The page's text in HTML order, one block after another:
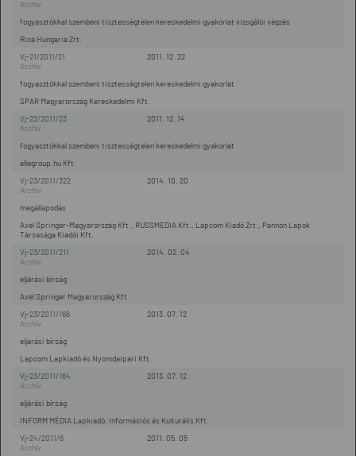
Rica Hungaria Zrt.
fogyasztókkal szembeni tisztességtelen kereskedelmi gyakorlat vizsgálói végzés
2011. 12. 22
Vj-21/2011/21
SPAR Magyarország Kereskedelmi Kft.
fogyasztókkal szembeni tisztességtelen kereskedelmi gyakorlat
2011. 12. 14
Vj-22/2011/23
allegroup.hu Kft.
fogyasztókkal szembeni tisztességtelen kereskedelmi gyakorlat
2014. 10. 20
Vj-23/2011/322
Axel Springer-Magyarország Kft., RUSSMEDIA Kft., Lapcom Kiadó Zrt., Pannon Lapok
Társasága Kiadói Kft.
megállapodás
2014. 02. 04
Vj-23/2011/211
Axel Springer Magyarország Kft.
eljárási bírság
2013. 07. 12
Vj-23/2011/166
Lapcom Lapkiadó és Nyomdaipari Kft.
eljárási bírság
2013. 07. 12
Vj-23/2011/164
INFORM MÉDIA Lapkiadó, Információs és Kulturális Kft.
eljárási bírság
2011. 05. 05
Vj-24/2011/6